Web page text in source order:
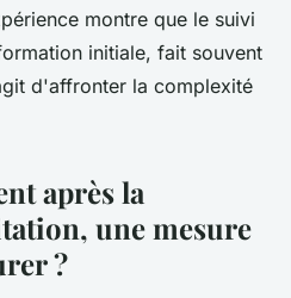
montre que le suivi
initiale, fait souvent
d'affronter la complexité
après la
une mesure
?